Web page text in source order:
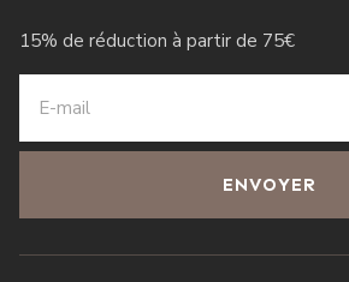
15% de réduction à partir de 75€
ENVOYER